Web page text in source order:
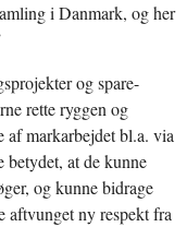
i Danmark, og her
og spare-
rette ryggen og
markarbejdet bl.a. via
betydet, at de kunne
og kunne bidrage
ny respekt fra